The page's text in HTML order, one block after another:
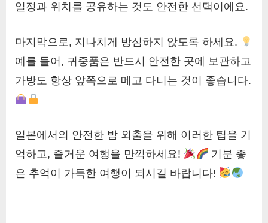
일정과 위치를 공유하는 것도 안전한 선택이에요.
마지막으로, 지나치게 방심하지 않도록 하세요.
예를 들어, 귀중품은 반드시 안전한 곳에 보관하고
가방도 항상 앞쪽으로 메고 다니는 것이 좋습니다.
일본에서의 안전한 밤 외출을 위해 이러한 팁을 기
억하고, 즐거운 여행을 만끽하세요!
기분 좋
은 추억이 가득한 여행이 되시길 바랍니다!